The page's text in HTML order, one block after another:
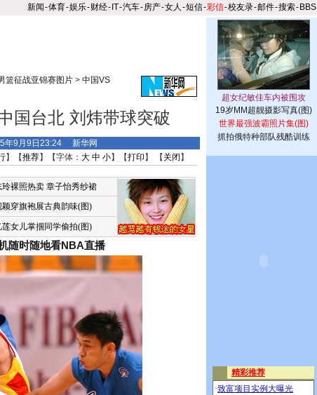
新闻-体育-娱乐-财经- IT-汽车-房产-女人 -短信-彩信-校友录-邮件-搜索- BBS
篮征战亚锦赛图片> 中国VS
国台北 刘炜带球突破
9月9日23:24 新华网
】【推荐】【字体： 大 中 小】【打印 】 【 关闭 】
玲裸照热卖 章子怡秀纱裙
颖穿旗袍展古典韵味(图)
莲女儿掌掴同学偷拍(图)
随时随地看NBA直播
19岁MM超靓摄影写真(图)
世界最强波霸照片集(图)
抓拍俄特种部队残酷训练